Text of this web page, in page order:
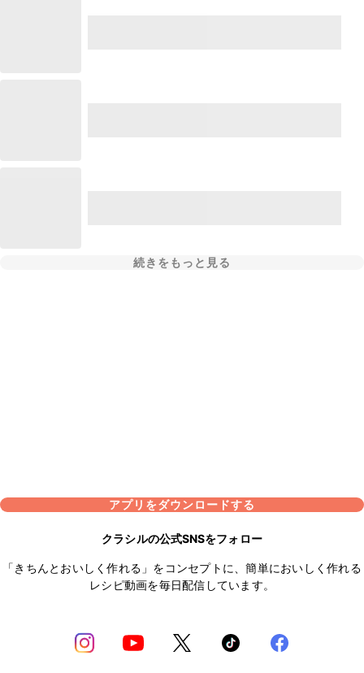
続きをもっと見る
アプリをダウンロードする
クラシルの公式SNSをフォロー
「きちんとおいしく作れる」をコンセプトに、簡単においしく作れる
レシピ動画を毎日配信しています。